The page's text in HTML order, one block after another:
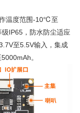
温度范围-10℃至
IP65，防水防尘适应
至5.5V输入，集成
。